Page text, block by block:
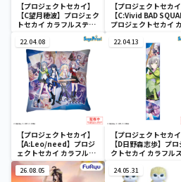
【プロジェクトセカイ】
【C望月穂波】プロジェク
トセカイ カラフルステー
ジ！ feat. 初音ミク マフ
ラータオル“Leo/need”
【プロジェクトセカイ
【C:Vivid BAD
プロジェクトセカイ
フルステージ！
音ミク [PM]クッショ
22.04.08
【プロジェクトセカイ】
【A:Leo/need】プロジ
ェクトセカイ カラフルス
テージ！ feat. 初音ミク
[PM]クッションVol.1
22.04.13
【プロジェクトセカイ
【D日野森志歩】プロ
クトセカイ カラフル
フラータオ
26.08.05 24.05.31